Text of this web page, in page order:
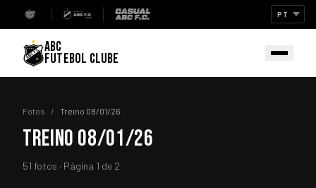
ABC
FUTEBOL CLUBE
Fotos / Treino 08/01/26
TREINO 08/01/26
51 fotos · Página 1 de 2